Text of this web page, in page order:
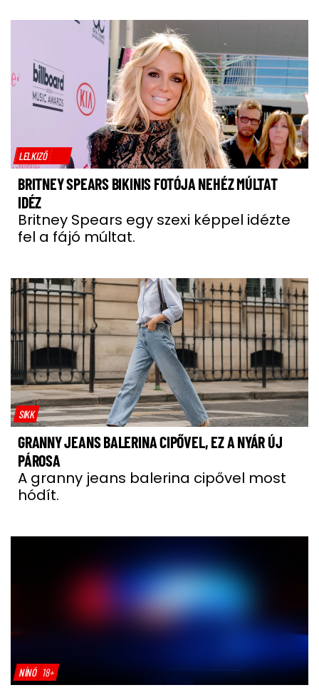
LELKIZŐ
BRITNEY SPEARS BIKINIS FOTÓJA NEHÉZ MÚLTAT
IDÉZ
Britney Spears egy szexi képpel idézte
fel a fájó múltat.
SIKK
GRANNY JEANS BALERINA CIPŐVEL, EZ A NYÁR ÚJ
PÁROSA
A granny jeans balerina cipővel most
hódít.
NÍNÓ 18+